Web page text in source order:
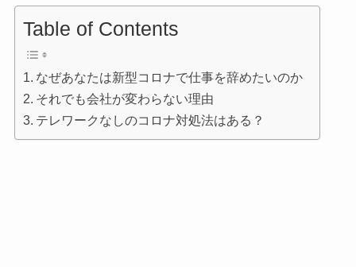
Table of Contents
なぜあなたは新型コロナで仕事を辞めたいのか
それでも会社が変わらない理由
テレワークなしのコロナ対処法はある？